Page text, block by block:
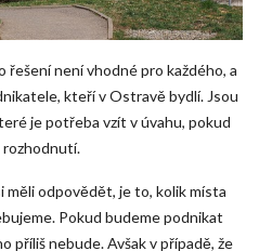
řešení není vhodné pro každého, a
kteří v Ostravě bydlí. Jsou
je potřeba vzít v úvahu, pokud
měli odpovědět, je to, kolik místa
Pokud budeme podnikat
příliš nebude. Avšak v případě, že